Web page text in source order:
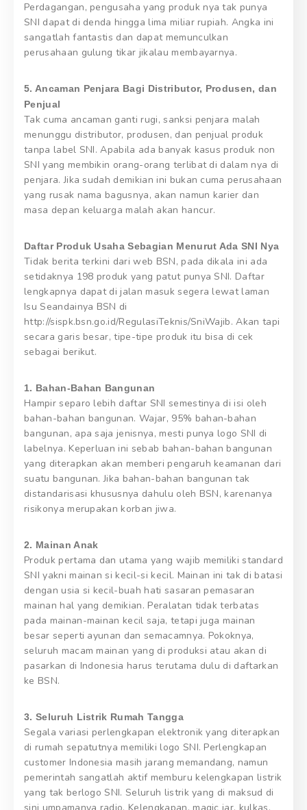
Perdagangan, pengusaha yang produk nya tak punya
SNI dapat di denda hingga lima miliar rupiah. Angka ini
sangatlah fantastis dan dapat memunculkan
perusahaan gulung tikar jikalau membayarnya.
5. Ancaman Penjara Bagi Distributor, Produsen, dan
Penjual
Tak cuma ancaman ganti rugi, sanksi penjara malah
menunggu distributor, produsen, dan penjual produk
tanpa label SNI. Apabila ada banyak kasus produk non
SNI yang membikin orang-orang terlibat di dalam nya di
penjara. Jika sudah demikian ini bukan cuma perusahaan
yang rusak nama bagusnya, akan namun karier dan
masa depan keluarga malah akan hancur.
Daftar Produk Usaha Sebagian Menurut Ada SNI Nya
Tidak berita terkini dari web BSN, pada dikala ini ada
setidaknya 198 produk yang patut punya SNI. Daftar
lengkapnya dapat di jalan masuk segera lewat laman
Isu Seandainya BSN di
http://sispk.bsn.go.id/RegulasiTeknis/SniWajib. Akan tapi
secara garis besar, tipe-tipe produk itu bisa di cek
sebagai berikut.
1. Bahan-Bahan Bangunan
Hampir separo lebih daftar SNI semestinya di isi oleh
bahan-bahan bangunan. Wajar, 95% bahan-bahan
bangunan, apa saja jenisnya, mesti punya logo SNI di
labelnya. Keperluan ini sebab bahan-bahan bangunan
yang diterapkan akan memberi pengaruh keamanan dari
suatu bangunan. Jika bahan-bahan bangunan tak
distandarisasi khususnya dahulu oleh BSN, karenanya
risikonya merupakan korban jiwa.
2. Mainan Anak
Produk pertama dan utama yang wajib memiliki standard
SNI yakni mainan si kecil-si kecil. Mainan ini tak di batasi
dengan usia si kecil-buah hati sasaran pemasaran
mainan hal yang demikian. Peralatan tidak terbatas
pada mainan-mainan kecil saja, tetapi juga mainan
besar seperti ayunan dan semacamnya. Pokoknya,
seluruh macam mainan yang di produksi atau akan di
pasarkan di Indonesia harus terutama dulu di daftarkan
ke BSN.
3. Seluruh Listrik Rumah Tangga
Segala variasi perlengkapan elektronik yang diterapkan
di rumah sepatutnya memiliki logo SNI. Perlengkapan
customer Indonesia masih jarang memandang, namun
pemerintah sangatlah aktif memburu kelengkapan listrik
yang tak berlogo SNI. Seluruh listrik yang di maksud di